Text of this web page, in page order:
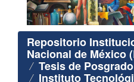
Repositorio
Nacional de México
Tesis de Posgrado
Instituto